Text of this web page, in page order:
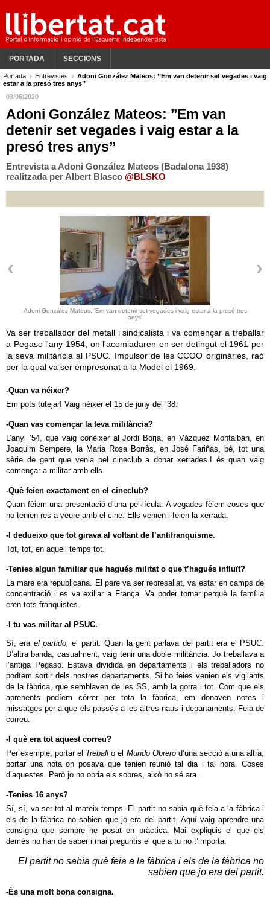
PORTADA SECCIONS
Portada Entrevistes
Adoni González Mateos: ’’Em van detenir set vegades i vaig
estar a la presó tres anys’’
03/06/2020
Adoni González Mateos: ’’Em van
detenir set vegades i vaig estar a la
presó tres anys’’
Entrevista a Adoni González Mateos (Badalona 1938)
realitzada per Albert Blasco @BLSKO
Adoni González Mateos: 'Em van detenir set vegades i vaig estar a la presó tres
anys'
Va ser treballador del metall i sindicalista i va començar a treballar
a Pegaso l'any 1954, on l'acomiadaren en ser detingut el 1961 per
la seva militància al PSUC. Impulsor de les CCOO originàries, raó
per la qual va ser empresonat a la Model el 1969.
-Quan va néixer?
Em pots tutejar! Vaig néixer el 15 de juny del ‘38.
-Quan vas començar la teva militància?
L’anyl ‘54, que vaig conèixer al Jordi Borja, en Vázquez Montalbán, en
Joaquim Sempere, la Maria Rosa Borràs, en José Fariñas, bé, tot una
sèrie de gent que venia pel cineclub a donar xerrades.I és quan vaig
començar a militar amb ells.
-Què feien exactament en el cineclub?
Quan fèiem una presentació d’una pel·lícula. A vegades fèiem coses que
no tenien res a veure amb el cine. Ells venien i feien la xerrada.
-I dedueixo que tot girava al voltant de l’antifranquisme.
Tot, tot, en aquell temps tot.
-Tenies algun familiar que hagués militat o que t’hagués influït?
La mare era republicana. El pare va ser represaliat, va estar en camps de
concentració i es va exiliar a França. Va poder tornar perquè la família
eren tots franquistes.
-I tu vas militar al PSUC.
Sí, era el partido,el partit. Quan la gent parlava del partit era el PSUC.
D’altra banda, casualment, vaig tenir una doble militància. Jo treballava a
l’antiga Pegaso. Estava dividida en departaments i els treballadors no
podíem sortir dels nostres departaments. Si ho feies venien els vigilants
de la fàbrica, que semblaven de les SS, amb la gorra i tot. Com que els
aprenents podíem córrer per tota la fàbrica, em donaven notes i
missatges per a que els passés a les altres naus i departaments. Feia de
correu.
-I què era tot aquest correu?
Per exemple, portar el Treball o el Mundo Obrerod’una secció a una altra,
portar una nota on posava que tenien reunió tal dia i tal hora. Coses
d’aquestes. Però jo no obria els sobres, això ho sé ara.
-Tenies 16 anys?
Sí, sí, va ser tot al mateix temps. El partit no sabia què feia a la fàbrica i
els de la fàbrica no sabien que jo era del partit. Aquí vaig aprendre una
consigna que sempre he posat en pràctica: Mai expliquis el que els
demés no han de saber i mai preguntis el que a tu no t’importa.
El partit no sabia què feia a la fàbrica i els de la fàbrica no
sabien que jo era del partit.
-És una molt bona consigna.